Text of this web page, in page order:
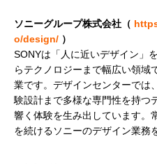
ソニーグループ株式会社（
o/design/ ）
SONYは「人に近いデザイン」
らテクノロジーまで幅広い領域
業です。デザインセンターでは
験設計まで多様な専門性を持つ
響く体験を生み出しています。